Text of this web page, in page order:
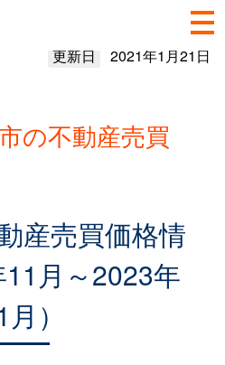
更新日 2021年1月21日
の不動産売買
産売買価格情
月～2023年
）